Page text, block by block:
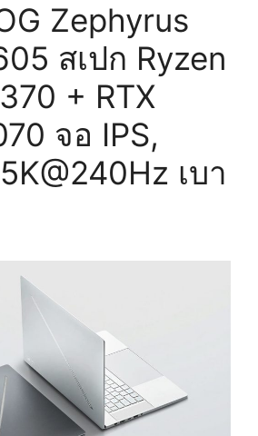
Zephyrus
สเปก Ryzen
+ RTX
จอ IPS,
เบา